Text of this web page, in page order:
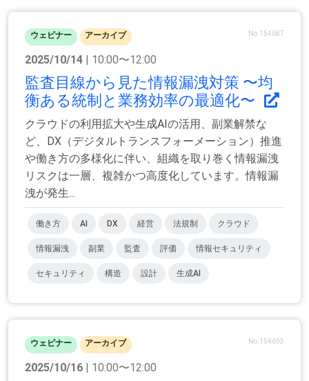
ウェビナー アーカイブ No.154687
2025/10/14 | 10:00〜12:00
監査目線から見た情報漏洩対策 〜均
衡ある統制と業務効率の最適化〜
クラウドの利用拡大や生成AIの活用、副業解禁な
ど、DX（デジタルトランスフォーメーション）推進
や働き方の多様化に伴い、組織を取り巻く情報漏洩
リスクは一層、複雑かつ高度化しています。情報漏
洩が発生...
働き方 AI DX 経営 法規制 クラウド
情報漏洩 副業 監査 評価 情報セキュリティ
セキュリティ 構造 設計 生成AI
ウェビナー アーカイブ No.154693
2025/10/16 | 10:00〜12:00